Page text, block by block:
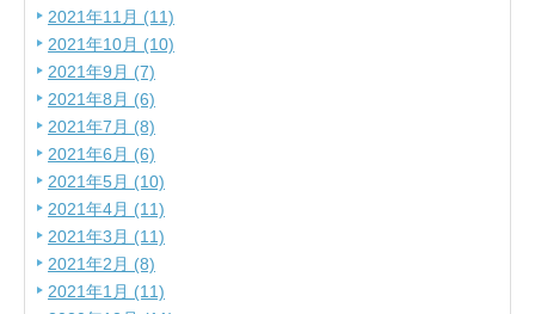
2021年11月 (11)
2021年10月 (10)
2021年9月 (7)
2021年8月 (6)
2021年7月 (8)
2021年6月 (6)
2021年5月 (10)
2021年4月 (11)
2021年3月 (11)
2021年2月 (8)
2021年1月 (11)